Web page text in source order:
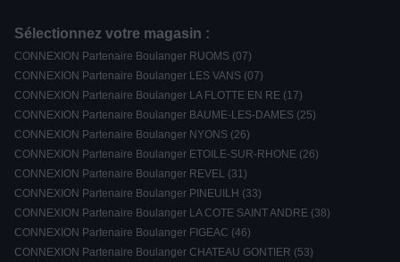
Sélectionnez votre magasin :
CONNEXION Partenaire Boulanger RUOMS (07)
CONNEXION Partenaire Boulanger LES VANS (07)
CONNEXION Partenaire Boulanger LA FLOTTE EN RE (17)
CONNEXION Partenaire Boulanger BAUME-LES-DAMES (25)
CONNEXION Partenaire Boulanger NYONS (26)
CONNEXION Partenaire Boulanger ETOILE-SUR-RHONE (26)
CONNEXION Partenaire Boulanger REVEL (31)
CONNEXION Partenaire Boulanger PINEUILH (33)
CONNEXION Partenaire Boulanger LA COTE SAINT ANDRE (38)
CONNEXION Partenaire Boulanger FIGEAC (46)
CONNEXION Partenaire Boulanger CHATEAU GONTIER (53)